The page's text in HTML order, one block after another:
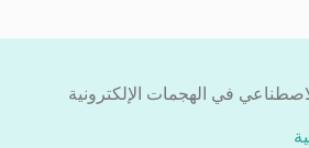
في الهجمات الإلكترونية